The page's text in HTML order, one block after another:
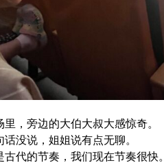
，旁边的大伯大叔大感惊奇。
没说，姐姐说有点无聊。
代的节奏，我们现在节奏很快。